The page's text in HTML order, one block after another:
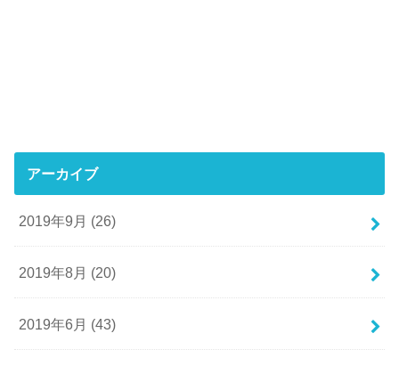
アーカイブ
2019年9月 (26)
2019年8月 (20)
2019年6月 (43)